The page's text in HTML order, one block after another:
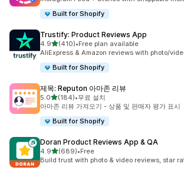
Built for Shopify
Trustify: Product Reviews App
4.9별 5개 중
(410)
총 리뷰 410개
•Free plan available
AliExpress & Amazon reviews with photo/
Built for Shopify
제목: Reputon 아마존 리뷰
5.0별 5개 중
(184)
총 리뷰 184개
•무료 설치
아마존 리뷰 가져오기 - 상품 및 판매자 평가 표시
Built for Shopify
Doran Product Reviews App & QA
4.9별 5개 중
(689)
총 리뷰 689개
•Free
Build trust with photo & video reviews, star